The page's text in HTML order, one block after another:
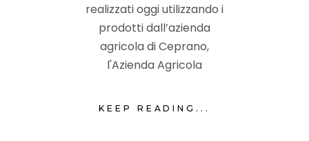
realizzati oggi utilizzando i
prodotti dall’azienda
agricola di Ceprano,
l'Azienda Agricola
KEEP READING...